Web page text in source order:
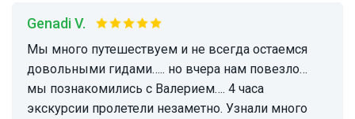
Genadi V.
Мы много путешествуем и не всегда остаемся
довольными гидами….. но вчера нам повезло…
мы познакомились с Валерием…. 4 часа
экскурсии пролетели незаметно. Узнали много